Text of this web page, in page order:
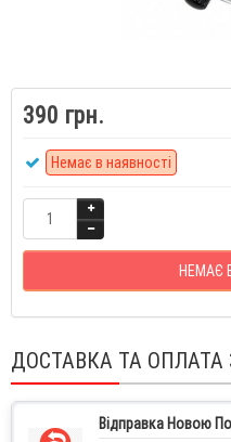
390 грн.
Немає в наявності
НЕМАЄ
ДОСТАВКА ТА
Відправка Новою